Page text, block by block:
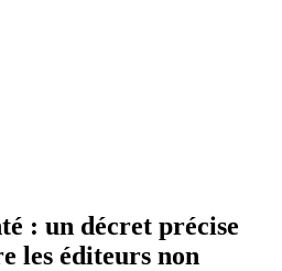
: un décret précise
les éditeurs non